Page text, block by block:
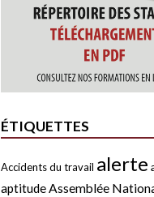
ÉTIQUETTES
Accidents du travail alerte
aptitudeAssemblée